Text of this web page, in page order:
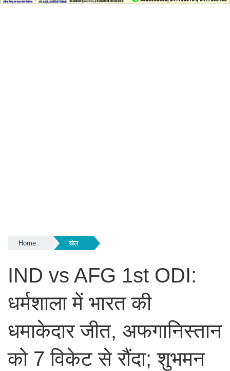
Home खेल
IND vs AFG 1st ODI:
धर्मशाला में भारत की
धमाकेदार जीत, अफगानिस्तान
को 7 विकेट से रौंदा; शुभमन